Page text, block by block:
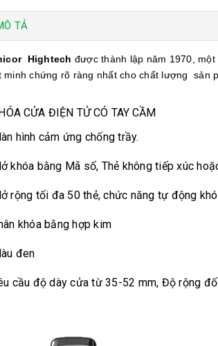
TẢ
Hightech được thành lập năm 1970,
minh chứng rõ ràng nhất cho chất lượng
sản
CỬA ĐIỆN TỬ CÓ TAY CẦM
hình cảm ứng chống trầy.
khóa bằng Mã số, Thẻ không tiếp xúc
rộng tối đa 50 thẻ, chức năng tự động
khóa bằng hợp kim
đen
cầu độ dày cửa từ 35-52 mm, Độ rộng